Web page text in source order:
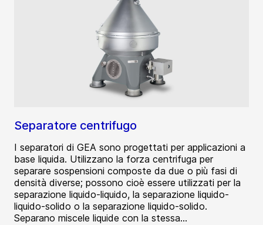
Separatore centrifugo
I separatori di GEA sono progettati per applicazioni a
base liquida. Utilizzano la forza centrifuga per
separare sospensioni composte da due o più fasi di
densità diverse; possono cioè essere utilizzati per la
separazione liquido-liquido, la separazione liquido-
liquido-solido o la separazione liquido-solido.
Separano miscele liquide con la stessa...